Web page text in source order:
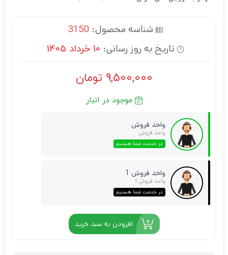
شناسه محصول:3150
تاریخ به روز رسانی: 10 خرداد 1405
9,500,000 تومان
موجود در انبار
واحد فروش
واحد فروش
در خدمت شما هستیم
واحد فروش 1
واحد فروش 1
در خدمت شما هستیم
افزودن به سبد خرید